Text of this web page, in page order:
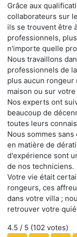
Grâce aux
collaborateurs sur
ils se trouvent être
professionnels,
n'importe quelle
Nous travaillons
professionnels de
plus aucun
maison ou sur
Nos experts ont
beaucoup de
toutes leurs
Nous sommes
en matière de
d'expérience sont
de nos techniciens.
Votre vie était
rongeurs, ces
dans votre villa ;
retrouver votre
4.5 / 5 (102 votes)